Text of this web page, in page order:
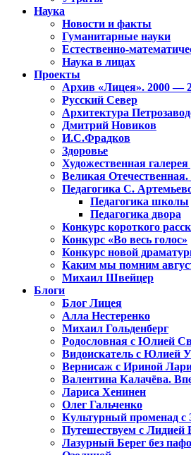
Наука
Новости и факты
Гуманитарные науки
Естественно-
Наука в лицах
Проекты
Архив «Лицея». 2000 —
Русский Север
Архитектура
Дмитрий Новиков
И.С.Фрадков
Здоровье
Художественная
Великая
Педагогика С.
Педагогика школы
Педагогика двора
Конкурс короткого
Конкурс «Во весь голос»
Конкурс новой
Каким мы помним
Михаил Швейцер
Блоги
Блог Лицея
Алла Нестеренко
Михаил Гольденберг
Родословная с Юлией
Видоискатель с Юлией
Вернисаж с Ириной
Валентина Калачёва.
Лариса Хенинен
Олег Гальченко
Культурный променад с
Путешествуем с Лидией
Лазурный Берег без